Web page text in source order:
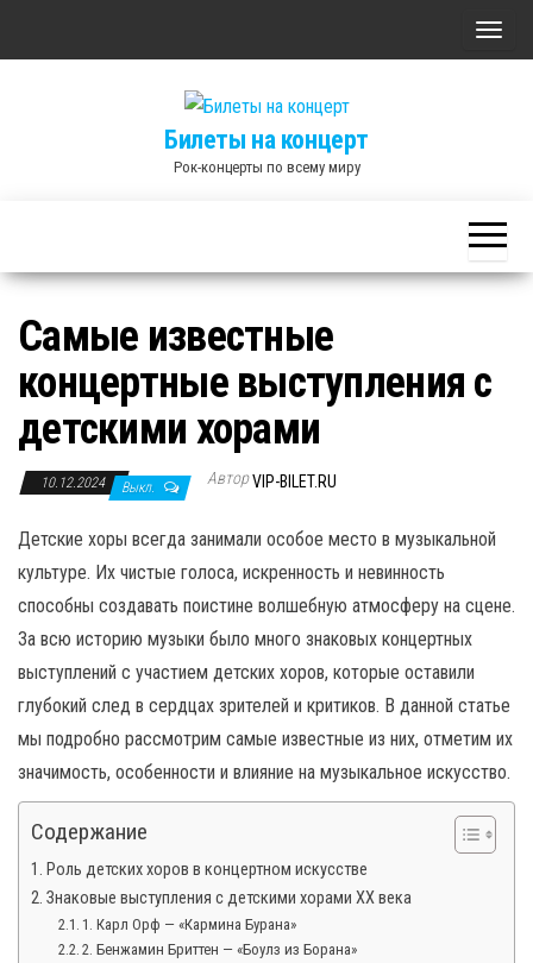
П
т
ь
к
р
н
в
а
ц
и
ю
Билеты на концерт
Рок-концерты по всему миру
Самые известные
концертные выступления с
детскими хорами
10.12.2024 Выкл. АвторVIP-BILET.RU
Детские хоры всегда занимали особое место в музыкальной
культуре. Их чистые голоса, искренность и невинность
способны создавать поистине волшебную атмосферу на сцене.
За всю историю музыки было много знаковых концертных
выступлений с участием детских хоров, которые оставили
глубокий след в сердцах зрителей и критиков. В данной статье
мы подробно рассмотрим самые известные из них, отметим их
значимость, особенности и влияние на музыкальное искусство.
Содержание
Роль детских хоров в концертном искусстве
Знаковые выступления с детскими хорами XX века
1. Карл Орф — «Кармина Бурана»
2. Бенжамин Бриттен — «Боулз из Борана»